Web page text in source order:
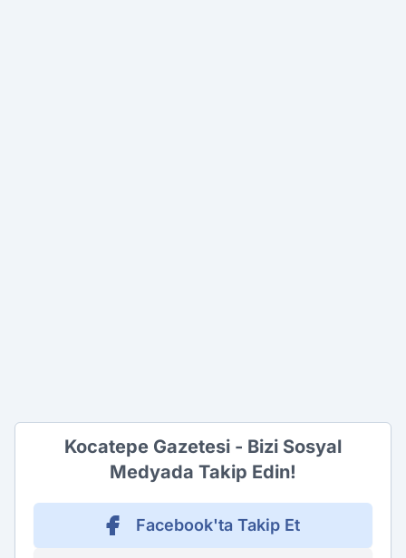
Kocatepe Gazetesi - Bizi Sosyal
Medyada Takip Edin!
Facebook'ta Takip Et